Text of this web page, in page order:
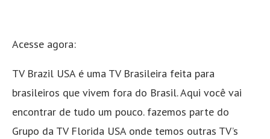
Acesse agora:
TV Brazil USA é uma TV Brasileira feita para
brasileiros que vivem fora do Brasil. Aqui você vai
encontrar de tudo um pouco. fazemos parte do
Grupo da TV Florida USA onde temos outras TV’s